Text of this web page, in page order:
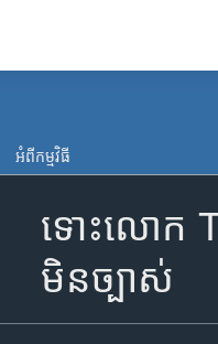
អំពី​កម្មវិធី​
ទោះ​លោក
មិន​ច្បាស់